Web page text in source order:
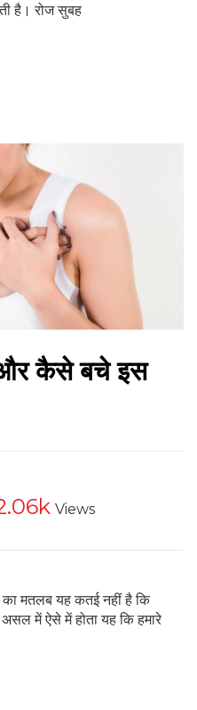
है। रोज सुबह
और कैसे बचे इस
Views
मतलब यह कतई नहीं है कि
में ऐसे में होता यह कि हमारे